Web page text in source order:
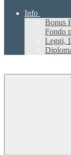
Info
Bonus
Fondo
Leggi,